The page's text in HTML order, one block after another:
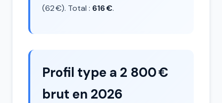
(62 €). Total : 616 €.
Profil type a 2 800 €
brut en 2026